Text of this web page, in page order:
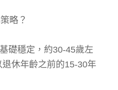
略？
礎穩定，約30-45歲左
休年齡之前的15-30年